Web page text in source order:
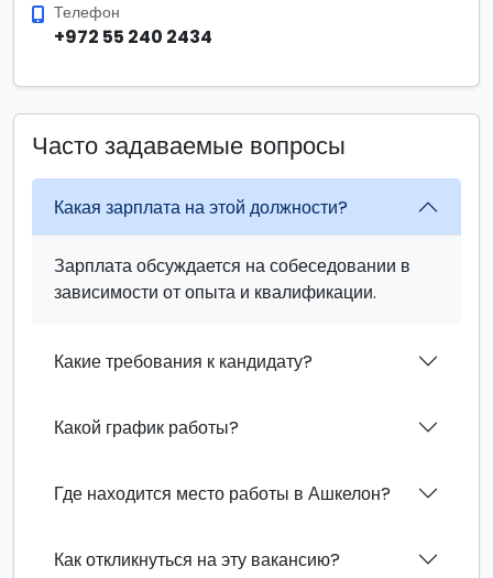
Телефон
+972 55 240 2434
Часто задаваемые вопросы
Какая зарплата на этой должности?
Зарплата обсуждается на собеседовании в
зависимости от опыта и квалификации.
Какие требования к кандидату?
Какой график работы?
Где находится место работы в Ашкелон?
Как откликнуться на эту вакансию?